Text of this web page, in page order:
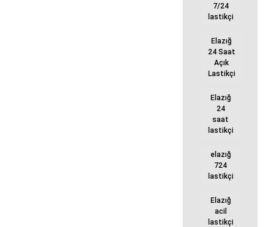
7/24
lastikçi
Elazığ
24 Saat
Açık
Lastikçi
Elazığ
24
saat
lastikçi
elazığ
724
lastikçi
Elazığ
acil
lastikçi